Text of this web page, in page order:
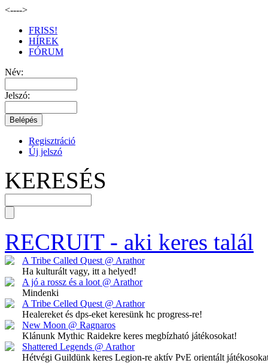
<---->
FRISS!
HÍREK
FÓRUM
Név:
Jelszó:
Regisztráció
Új jelszó
KERESÉS
RECRUIT- aki keres talál
A Tribe Called Quest @ Arathor
Ha kulturált vagy, itt a helyed!
A jó a rossz és a loot @ Arathor
Mindenki
A Tribe Celled Quest @ Arathor
Healereket és dps-eket keresünk hc progress-re!
New Moon @ Ragnaros
Klánunk Mythic Raidekre keres megbízható játékosokat!
Shattered Legends @ Arathor
Hétvégi Guildünk keres Legion-re aktív PvE orientált